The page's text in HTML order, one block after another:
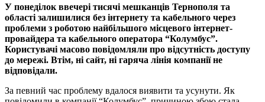
У понеділок ввечері тисячі мешканців Тернополя та
області залишилися без інтернету та кабельного через
проблеми з роботою найбільшого місцевого інтернет-
провайдера та кабельного оператора “Колумбус”.
Користувачі масово повідомляли про відсутність доступу
до мережі. Втім, ні сайт, ні гаряча лінія компанії не
відповідали.
За певний час проблему вдалося виявити та усунути. Як